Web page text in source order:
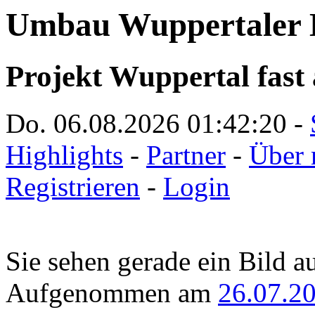
Umbau Wuppertaler
Projekt Wuppertal fast
Do. 06.08.2026 01:42:20 -
Highlights - Partner - Über
Registrieren - Login
Sie sehen gerade ein Bild
Aufgenommen am